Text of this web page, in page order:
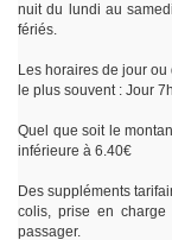
nuit du lundi au
fériés.
Les horaires de jour
le plus souvent : Jour
Quel que soit le
inférieure à 6.40€
Des suppléments
colis, prise en charge
passager.